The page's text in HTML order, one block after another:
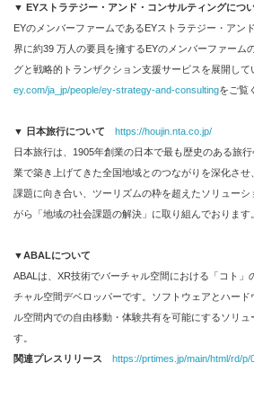
▼ EYストラテジー・アンド・コンサルティングにつ
EYのメンバーファームであるEYストラテジー・アン
界に約39 万人の要員を擁するEYのメンバーファーム
グと戦略的トランザクション支援サービスを展開し
ey.com/ja_jp/people/ey-strategy-and-consultingをご覧
▼ 日本旅行について https://houjin.nta.co.jp/
日本旅行は、1905年創業の日本で最も歴史のある旅
業で築き上げてきた全国地域とのつながりを深化さ
課題に向き合い、ツーリズムの枠を超えたソリュー
がら「地域の社会課題の解決」に取り組んでおります。
▼ABALについて
ABALは、XR技術でバーチャル空間における「コト」
チャル空間デベロッパーです。ソフトウェアとハード
ル空間内での自由移動・体験共有を可能にするソリ
す。
関連プレスリリース https://prtimes.jp/main/html/rd/